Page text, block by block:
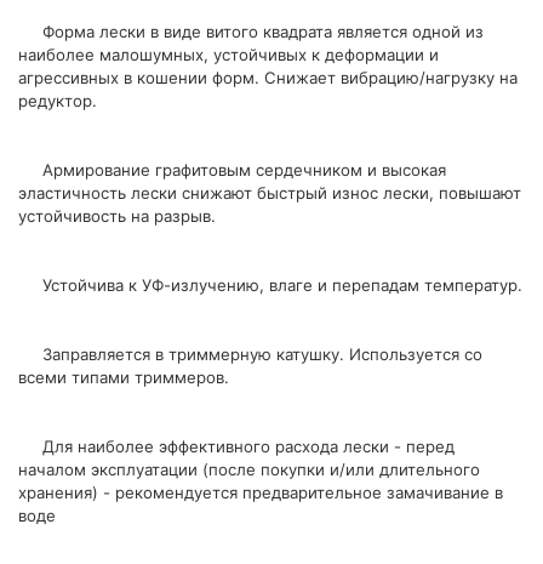
Форма лески в виде витого квадрата является одной из
наиболее малошумных, устойчивых к деформации и
агрессивных в кошении форм. Снижает вибрацию/нагрузку на
редуктор.
Армирование графитовым сердечником и высокая
эластичность лески снижают быстрый износ лески, повышают
устойчивость на разрыв.
Устойчива к УФ-излучению, влаге и перепадам температур.
Заправляется в триммерную катушку. Используется со
всеми типами триммеров.
Для наиболее эффективного расхода лески - перед
началом эксплуатации (после покупки и/или длительного
хранения) - рекомендуется предварительное замачивание в
воде